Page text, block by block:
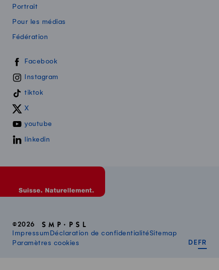
Portrait
Pour les médias
Fédération
Swissmilk sur les réseaux sociaux
Facebook
Instagram
tiktok
X
youtube
linkedin
©2026
Impressum Déclaration de confidentialitéSitemap
Paramètres cookies
DE FR